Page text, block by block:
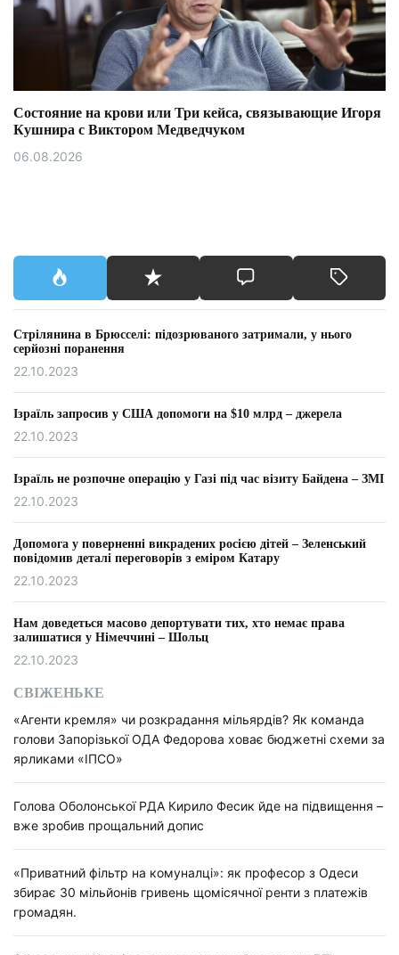
Состояние на крови или Три кейса, связывающие Игоря
Кушнира с Виктором Медведчуком
06.08.2026
Стрілянина в Брюсселі: підозрюваного затримали, у нього
серйозні поранення
22.10.2023
Ізраїль запросив у США допомоги на $10 млрд – джерела
22.10.2023
Ізраїль не розпочне операцію у Газі під час візиту Байдена – ЗМІ
22.10.2023
Допомога у поверненні викрадених росією дітей – Зеленський
повідомив деталі переговорів з еміром Катару
22.10.2023
Нам доведеться масово депортувати тих, хто немає права
залишатися у Німеччині – Шольц
22.10.2023
СВІЖЕНЬКЕ
«Агенти кремля» чи розкрадання мільярдів? Як команда
голови Запорізької ОДА Федорова ховає бюджетні схеми за
ярликами «ІПСО»
Голова Оболонської РДА Кирило Фесик йде на підвищення –
вже зробив прощальний допис
«Приватний фільтр на комуналці»: як професор з Одеси
збирає 30 мільйонів гривень щомісячної ренти з платежів
громадян.